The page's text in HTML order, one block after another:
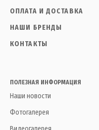
ОПЛАТА И ДОСТАВКА
НАШИ БРЕНДЫ
КОНТАКТЫ
ПОЛЕЗНАЯ ИНФОРМАЦИЯ
Наши новости
Фотогалерея